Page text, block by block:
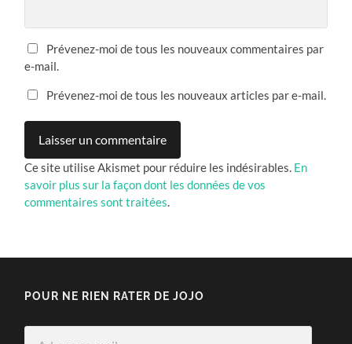
Prévenez-moi de tous les nouveaux commentaires par
e-mail.
Prévenez-moi de tous les nouveaux articles par e-mail.
Ce site utilise Akismet pour réduire les indésirables. En
savoir plus sur la façon dont les données de vos
commentaires sont traitées.
POUR NE RIEN RATER DE JOJO